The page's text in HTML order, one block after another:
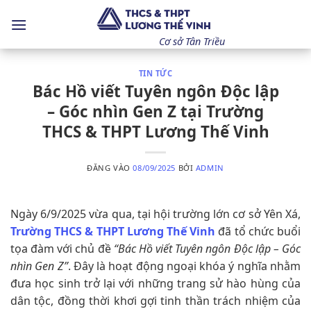
qua
Cơ sở Tân Triều
TIN TỨC
Bác Hồ viết Tuyên ngôn Độc lập
– Góc nhìn Gen Z tại Trường
THCS & THPT Lương Thế Vinh
ĐĂNG VÀO08/09/2025 BỞI ADMIN
Ngày 6/9/2025 vừa qua, tại hội trường lớn cơ sở Yên Xá,
Trường THCS & THPT Lương Thế Vinh đã tổ chức buổi
tọa đàm với chủ đề “Bác Hồ viết Tuyên ngôn Độc lập – Góc
nhìn Gen Z”. Đây là hoạt động ngoại khóa ý nghĩa nhằm
đưa học sinh trở lại với những trang sử hào hùng của
dân tộc, đồng thời khơi gợi tinh thần trách nhiệm của